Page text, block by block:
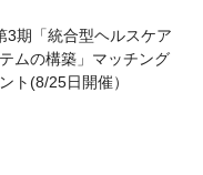
3期「統合型ヘルスケア
ムの構築」マッチング
ト(8/25日開催）